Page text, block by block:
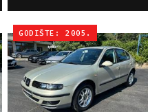
GODIŠTE: 2005.